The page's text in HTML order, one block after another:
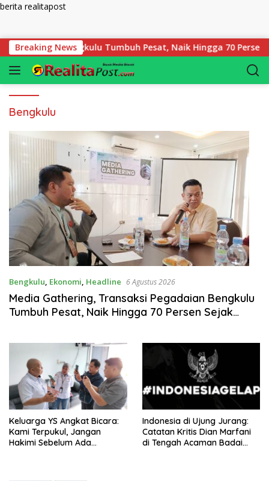
berita realitapost
Breaking News
Bengkulu Tumbuh Pesat, Naik Hingga 70 Persen
Bengkulu
Bengkulu, Ekonomi, Headline 6 Agustus 2026
Media Gathering, Transaksi Pegadaian Bengkulu
Tumbuh Pesat, Naik Hingga 70 Persen Sejak
Keluarga YS Angkat Bicara:
Kami Terpukul, Jangan
Hakimi Sebelum Ada
Indonesia di Ujung Jurang:
Catatan Kritis Dian Marfani
di Tengah Acaman Badai